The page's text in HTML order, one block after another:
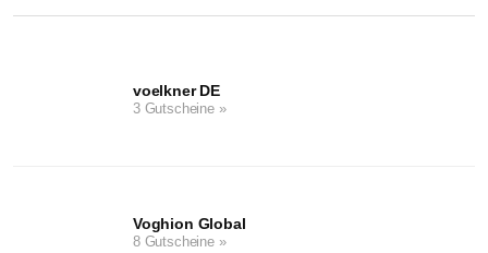
voelkner DE
3 Gutscheine »
Voghion Global
8 Gutscheine »